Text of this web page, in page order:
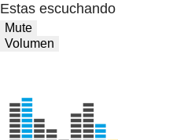
Estas escuchando
Mute
Volumen